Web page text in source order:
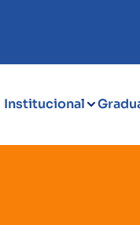
Institucional